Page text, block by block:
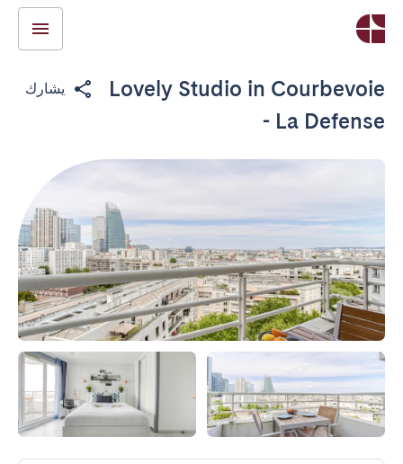
Lovely Studio in Courbevoie
- La Defense
يشارك